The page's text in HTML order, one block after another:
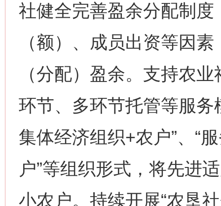
社健全完善盈余分配制
（额）、成员出资等因
（分配）盈余。支持农
环节、多环节托管等服务
集体经济组织+农户”、“
户”等组织形式，将先进
小农户。持续开展“农垦